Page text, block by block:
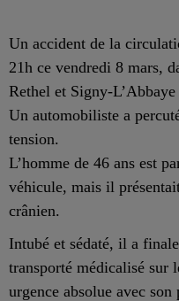
Un accident de la
21h ce vendredi 8 mars,
Rethel et Signy-
Un automobiliste a
tension.
L’homme de 46 ans est
véhicule, mais il présent
crânien.
Intubé et sédaté, il a
transporté médicalisé sur
urgence absolue avec son